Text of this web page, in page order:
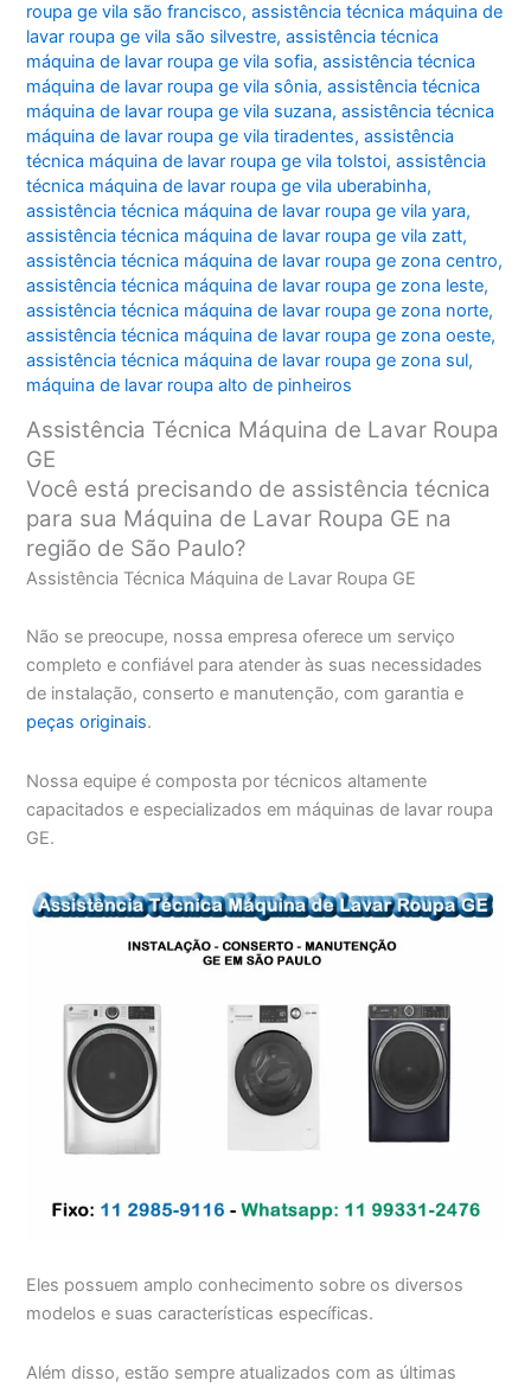
roupa ge vila são francisco,assistência técnica máquina de
lavar roupa ge vila são silvestre,assistência técnica
máquina de lavar roupa ge vila sofia,assistência técnica
máquina de lavar roupa ge vila sônia,assistência técnica
máquina de lavar roupa ge vila suzana,assistência técnica
máquina de lavar roupa ge vila tiradentes,assistência
técnica máquina de lavar roupa ge vila tolstoi,assistência
técnica máquina de lavar roupa ge vila uberabinha,
assistência técnica máquina de lavar roupa ge vila yara,
assistência técnica máquina de lavar roupa ge vila zatt,
assistência técnica máquina de lavar roupa ge zona centro,
assistência técnica máquina de lavar roupa ge zona leste,
assistência técnica máquina de lavar roupa ge zona norte,
assistência técnica máquina de lavar roupa ge zona oeste,
assistência técnica máquina de lavar roupa ge zona sul,
máquina de lavar roupa alto de pinheiros
Assistência Técnica Máquina de Lavar Roupa
GE
Você está precisando de assistência técnica
para sua Máquina de Lavar Roupa GE na
região de São Paulo?
Assistência Técnica Máquina de Lavar Roupa GE
Não se preocupe, nossa empresa oferece um serviço
completo e confiável para atender às suas necessidades
de instalação, conserto e manutenção, com garantia e
peças originais.
Nossa equipe é composta por técnicos altamente
capacitados e especializados em máquinas de lavar roupa
GE.
Eles possuem amplo conhecimento sobre os diversos
modelos e suas características específicas.
Além disso, estão sempre atualizados com as últimas